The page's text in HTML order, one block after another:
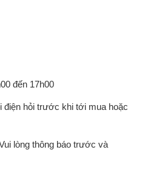
đến 17h00
điện hỏi trước khi tới mua hoặc
lòng thông báo trước và